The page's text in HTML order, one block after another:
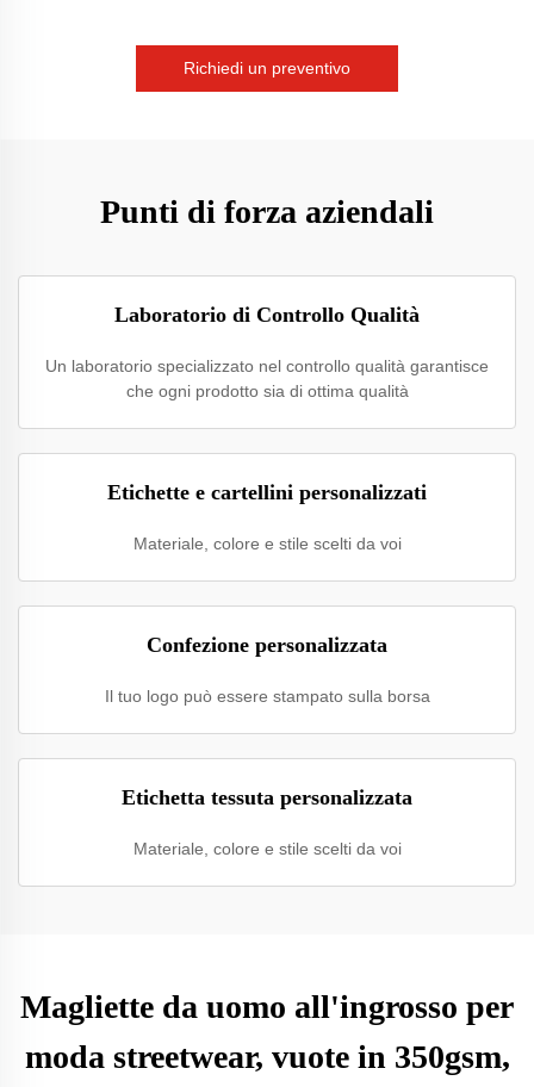
Richiedi un preventivo
Punti di forza aziendali
Laboratorio di Controllo Qualità
Un laboratorio specializzato nel controllo qualità garantisce
che ogni prodotto sia di ottima qualità
Etichette e cartellini personalizzati
Materiale, colore e stile scelti da voi
Confezione personalizzata
Il tuo logo può essere stampato sulla borsa
Etichetta tessuta personalizzata
Materiale, colore e stile scelti da voi
Magliette da uomo all'ingrosso per
moda streetwear, vuote in 350gsm,